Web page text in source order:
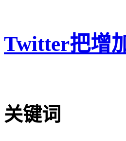
Twitter把增
关键词